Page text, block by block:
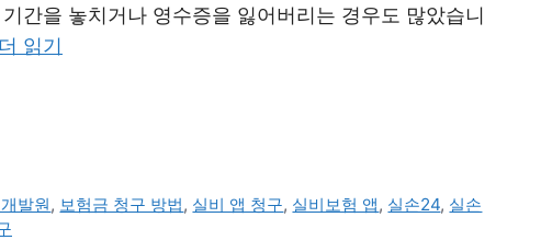
간을 놓치거나 영수증을 잃어버리는 경우도 많았습니
더 읽기
발원, 보험금 청구 방법, 실비 앱 청구, 실비보험 앱, 실손24, 실손